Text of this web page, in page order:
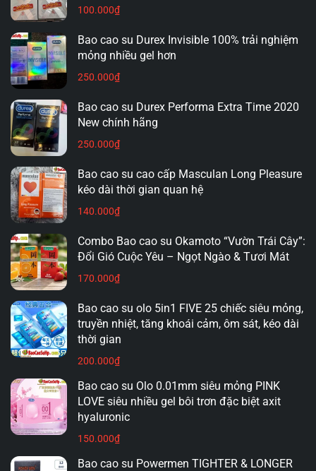
Chúng tôi hiểu rằng giá cảluôn là mối quan tâm
hàng đầu của nhiều bạn trẻ. Vì vậy, shop luôn mang
đến những sản phẩm
hợp với túi tiền của mọi người.
lo lắng về việc mua phải hàng giả, hàng nhái hay
kém chất lượng.
Một sốloại bao cao su giá rẻ phổ biến tại shop:
Bao cao su Durex Fetherlite
lại cảm giác chân thực.
Bao cao su SAGAMI Xtreme Feel Long: Kéo dài
thời gian quan hệ, giá cả hợp lý.
Bao cao su Innova Malaysia
tăng cường khoái cảm.
Chúng ta
đều biết rằng sức khỏe là vô giá, nhưng
không phải lúc nào cũng cần chi trả quá nhiều để
bảo vệ nó. Việc lựa chọn bao cao su giá rẻ nhưng
100.000₫
Bao cao su Durex Invisible 100% trải nghiệm
mỏng nhiều gel hơn
250.000₫
Bao cao su Durex Performa Extra Time 2020
New chính hãng
250.000₫
Bao cao su cao cấp Masculan Long Pleasure
kéo dài thời gian quan hệ
140.000₫
Combo Bao cao su Okamoto “Vườn Trái Cây”:
Đổi Gió Cuộc Yêu – Ngọt Ngào & Tươi Mát
170.000₫
Bao cao su olo 5in1 FIVE 25 chiếc siêu mỏng,
truyền nhiệt, tăng khoái cảm, ôm sát, kéo dài
thời gian
200.000₫
Bao cao su Olo 0.01mm siêu mỏng PINK
LOVE siêu nhiều gel bôi trơn đặc biệt axit
hyaluronic
150.000₫
Bao cao su Powermen TIGHTER & LONGER